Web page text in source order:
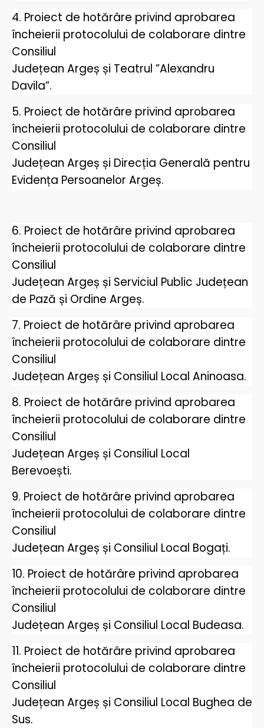
4. Proiect de hotărâre privind aprobarea
încheierii protocolului de colaborare dintre
Consiliul
Județean Argeș și Teatrul ”Alexandru
Davila”.
5. Proiect de hotărâre privind aprobarea
încheierii protocolului de colaborare dintre
Consiliul
Județean Argeș și Direcția Generală pentru
Evidența Persoanelor Argeș.
6. Proiect de hotărâre privind aprobarea
încheierii protocolului de colaborare dintre
Consiliul
Județean Argeș și Serviciul Public Județean
de Pază și Ordine Argeș.
7. Proiect de hotărâre privind aprobarea
încheierii protocolului de colaborare dintre
Consiliul
Județean Argeș și Consiliul Local Aninoasa.
8. Proiect de hotărâre privind aprobarea
încheierii protocolului de colaborare dintre
Consiliul
Județean Argeș și Consiliul Local
Berevoești.
9. Proiect de hotărâre privind aprobarea
încheierii protocolului de colaborare dintre
Consiliul
Județean Argeș și Consiliul Local Bogați.
10. Proiect de hotărâre privind aprobarea
încheierii protocolului de colaborare dintre
Consiliul
Județean Argeș și Consiliul Local Budeasa.
11. Proiect de hotărâre privind aprobarea
încheierii protocolului de colaborare dintre
Consiliul
Județean Argeș și Consiliul Local Bughea de
Sus.